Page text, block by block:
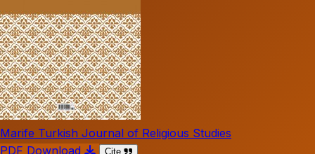
Marife Turkish Journal of Religious Studies
PDF Download
Cite